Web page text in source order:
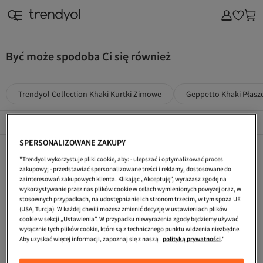
Być może spodoba Ci się również
Trendyol Collection Khaki Kurtki Zimowe Geppetto Khaki
Trendyol Collection Granatowy Kurtki Zimowe
Trendyol Collection Biały Kurtki Zimowe Khaki Dzieci Kurtki
Khaki Mężczyźni Kurtki Kobiety Kurtki
Trendyol Collection Czerwony Kurtki
Trendyol Collection Mężczyźni Kurtki Zimowe
Trendyol Collection Wielokolorowy Kurtki Zimowe
PIQUE Czarny Kurtki Zimowe
Trend Alaçatı Stili Biały Kurtki Zimowe
SPERSONALIZOWANE ZAKUPY
"Trendyol wykorzystuje pliki cookie, aby: - ulepszać i optymalizować proces
zakupowy; - przedstawiać spersonalizowane treści i reklamy, dostosowane do
zainteresowań zakupowych klienta. Klikając „Akceptuję”, wyrażasz zgodę na
wykorzystywanie przez nas plików cookie w celach wymienionych powyżej oraz, w
stosownych przypadkach, na udostępnianie ich stronom trzecim, w tym spoza UE
(USA, Turcja). W każdej chwili możesz zmienić decyzję w ustawieniach plików
cookie w sekcji „Ustawienia”. W przypadku niewyrażenia zgody będziemy używać
wyłącznie tych plików cookie, które są z technicznego punktu widzenia niezbędne.
Aby uzyskać więcej informacji, zapoznaj się z naszą polityką prywatności."